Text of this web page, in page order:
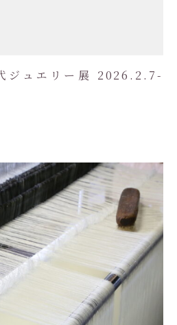
ジュエリー展 2026.2.7-